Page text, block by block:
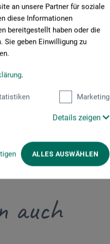
an unsere Partner für soziale
diese Informationen
bereitgestellt haben oder die
Sie geben Einwilligung zu
.
Marketing
Details zeigen
ALLES AUSWÄHLEN
zu diesem Produkt.
auch